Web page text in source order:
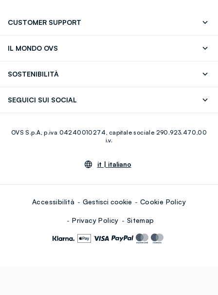
CUSTOMER SUPPORT
IL MONDO OVS
Giftcard
SOSTENIBILITÀ
SEGUICI SUI SOCIAL
Youtube Linkedin
OVS S.p.A, p.iva 04240010274, capitale sociale 290.923.470,00
i.v.
it | italiano
Accessibilità Gestisci cookie Cookie Policy
Privacy Policy Sitemap